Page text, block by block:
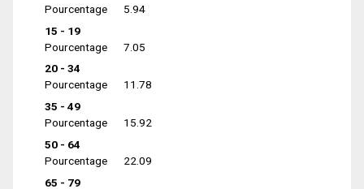
Pourcentage
5.94
15 - 19
Pourcentage
7.05
20 - 34
Pourcentage
11.78
35 - 49
Pourcentage
15.92
50 - 64
Pourcentage
22.09
65 - 79